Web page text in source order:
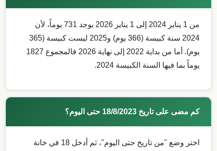
من 1 يناير 2024 إلى 1 يناير 2026 يوجد 731 يوماً، لأن
2024 سنة كبيسة (366 يوم) و2025 ليست كبيسة (365
يوم). أما من بداية 2022 إلى نهاية 2026 فالمجموع 1827
يوماً بما فيها السنة الكبيسة 2024.
كم مضى على تاريخ 18/8/2023 حتى اليوم؟
اختر وضع "من تاريخ حتى اليوم"، ثم أدخل 18 في خانة